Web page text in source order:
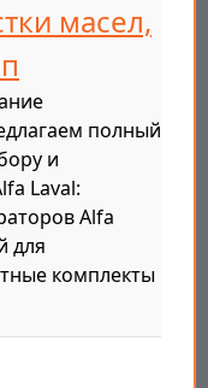
масел,
полный
и
Laval:
Alfa
для
комплекты